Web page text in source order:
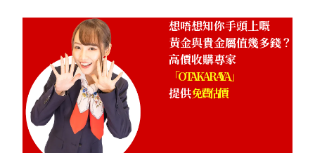
HKD 90,138.31
想唔想知你手頭上嘅
黃金與貴金屬值幾多錢？
高價收購專家
「OTAKARAYA」
提供免費估價